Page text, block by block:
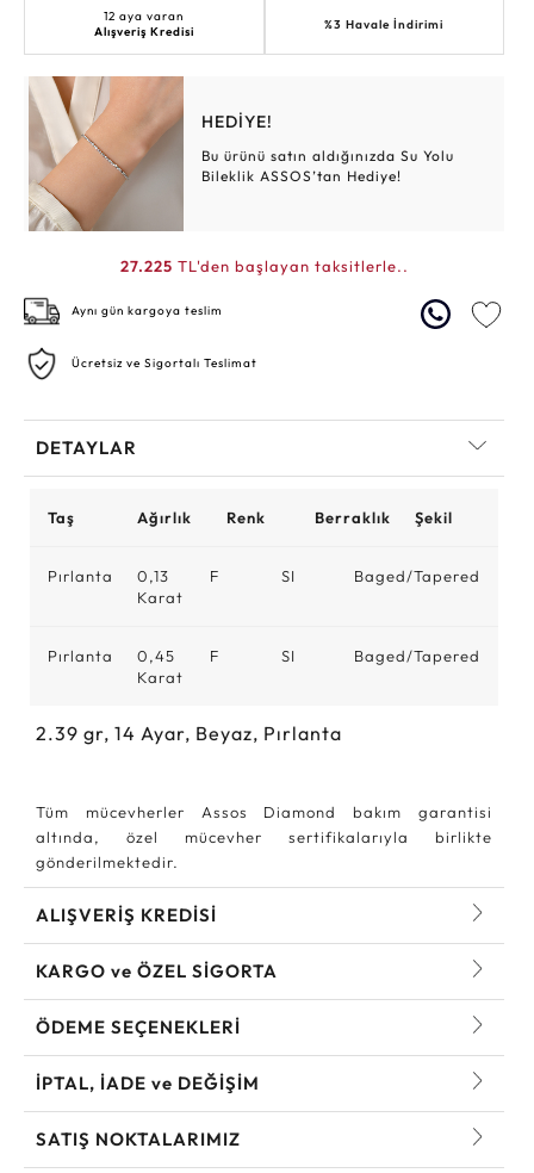
12 aya varan
Alışveriş Kredisi
%3 Havale İndirimi
HEDİYE!
Bu ürünü satın aldığınızda Su Yolu
Bileklik ASSOS’tan Hediye!
27.225 TL'den başlayan taksitlerle..
Aynı gün kargoya teslim
Ücretsiz ve Sigortalı Teslimat
DETAYLAR
Taş Ağırlık Renk Berraklık Şekil
Pırlanta
0,13
Karat
F SI Baged/Tapered
Pırlanta
0,45
Karat
F SI Baged/Tapered
2.39 gr, 14 Ayar, Beyaz, Pırlanta
Tüm mücevherler Assos Diamond bakım garantisi
altında, özel mücevher sertifikalarıyla birlikte
gönderilmektedir.
ALIŞVERİŞ KREDİSİ
KARGO ve ÖZEL SİGORTA
ÖDEME SEÇENEKLERİ
İPTAL, İADE ve DEĞİŞİM
SATIŞ NOKTALARIMIZ